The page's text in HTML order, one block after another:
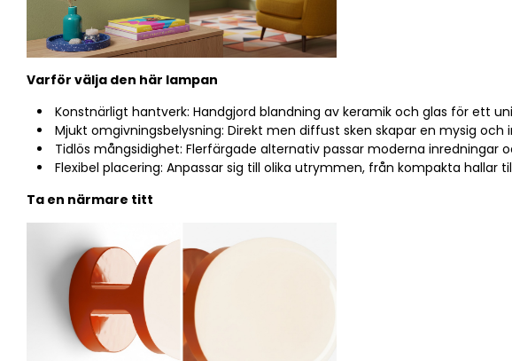
Varför välja den här lampan
Konstnärligt hantverk: Handgjord blandning av keramik och glas för ett
Mjukt omgivningsbelysning: Direkt men diffust sken skapar en mysig och
Tidlös mångsidighet: Flerfärgade alternativ passar moderna inredningar
Flexibel placering: Anpassar sig till olika utrymmen, från kompakta hallar
Ta en närmare titt